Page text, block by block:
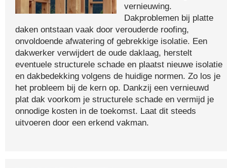
vernieuwing.
Dakproblemen bij platte
daken ontstaan vaak door verouderde roofing,
onvoldoende afwatering of gebrekkige isolatie. Een
dakwerker verwijdert de oude daklaag, herstelt
eventuele structurele schade en plaatst nieuwe isolatie
en dakbedekking volgens de huidige normen. Zo los je
het probleem bij de kern op. Dankzij een vernieuwd
plat dak voorkom je structurele schade en vermijd je
onnodige kosten in de toekomst. Laat dit steeds
uitvoeren door een erkend vakman.